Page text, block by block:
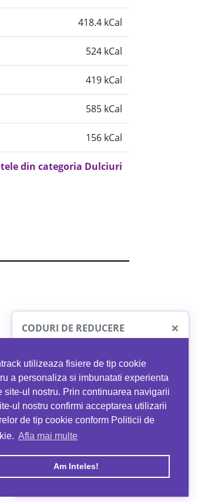
utilizeaza fisiere de tip cookie
a personaliza si imbunatati experienta
site-ul nostru. Prin continuarea navigarii
ul nostru confirmi acceptarea utilizarii
de tip cookie conform Politicii de
Afla mai multe
Am Inteles!
418.4 kCal
524 kCal
419 kCal
585 kCal
156 kCal
din categoria Dulciuri
CODURI DE REDUCERE ×
MYPROTEIN
Ai40%reducere la orice comandă
folosind codul EATTRACK